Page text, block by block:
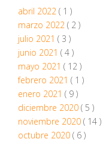
abril 2022 ( 1 )
marzo 2022 ( 2 )
julio 2021 ( 3 )
junio 2021 ( 4 )
mayo 2021 ( 12 )
febrero 2021 ( 1 )
enero 2021 ( 9 )
diciembre 2020 ( 5 )
noviembre 2020 ( 14 )
octubre 2020 ( 6 )